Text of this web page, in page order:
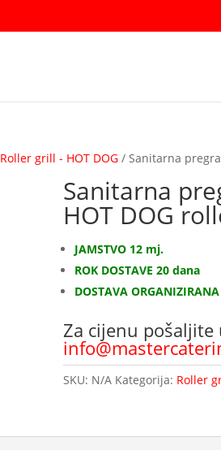
Roller grill - HOT DOG / Sanitarna
Sanitarna
HOT DOG
JAMSTVO 12 mj.
ROK DOSTAVE 20 dana
DOSTAVA
Za cijenu pošaljite
SKU: N/A Kategorija: Roller